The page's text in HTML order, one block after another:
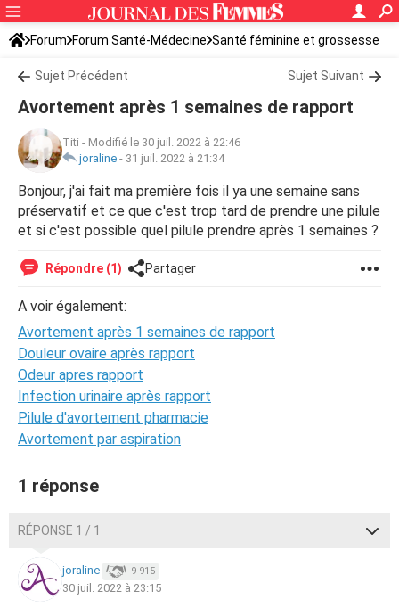
Forum Forum Santé-Médecine Santé féminine et grossesse
Tomber enceinte
Sujet Précédent Sujet Suivant
Avortement après 1 semaines de rapport
Titi - Modifié le 30 juil. 2022 à 22:46
joraline - 31 juil. 2022 à 21:34
Bonjour, j'ai fait ma première fois il ya une semaine sans
préservatif et ce que c'est trop tard de prendre une pilule
et si c'est possible quel pilule prendre après 1 semaines ?
Répondre (1) Partager
A voir également:
Avortement après 1 semaines de rapport
Douleur ovaire après rapport
Odeur apres rapport
Infection urinaire après rapport
Pilule d'avortement pharmacie
Avortement par aspiration
1 réponse
RÉPONSE 1 / 1
joraline 9 915
30 juil. 2022 à 23:15